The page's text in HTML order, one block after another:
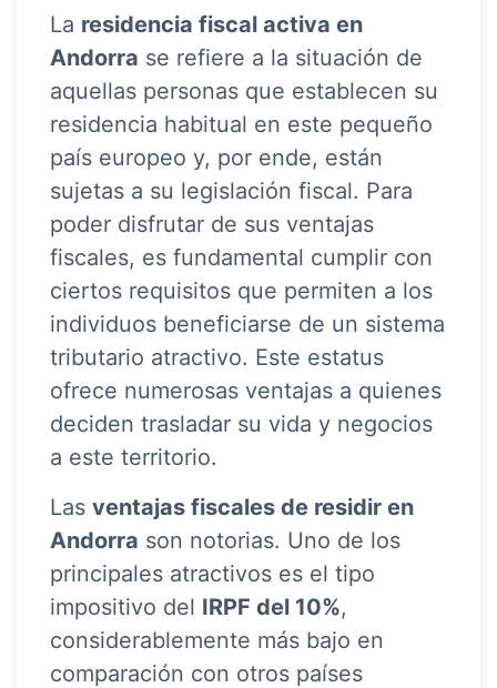
La residencia fiscal activa en
Andorra se refiere a la situación de
aquellas personas que establecen su
residencia habitual en este pequeño
país europeo y, por ende, están
sujetas a su legislación fiscal. Para
poder disfrutar de sus ventajas
fiscales, es fundamental cumplir con
ciertos requisitos que permiten a los
individuos beneficiarse de un sistema
tributario atractivo. Este estatus
ofrece numerosas ventajas a quienes
deciden trasladar su vida y negocios
a este territorio.
Las ventajas fiscales de residir en
Andorra son notorias. Uno de los
principales atractivos es el tipo
impositivo del IRPF del 10%,
considerablemente más bajo en
comparación con otros países